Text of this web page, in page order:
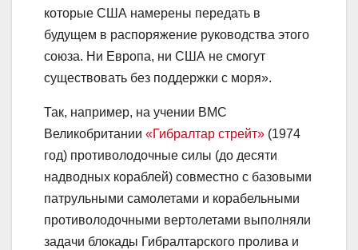
которые США намерены передать в
будущем в распоряжение руководства этого
союза. Ни Европа, ни США не смогут
существовать без поддержки с моря».
Так, например, на учении ВМС
Великобритании «Гибралтар стрейт» (1974
год) противолодочные силы (до десяти
надводных кораблей) совместно с базовыми
патрульными самолетами и корабельными
противолодочными вертолетами выполняли
задачи блокады Гибралтарского пролива и